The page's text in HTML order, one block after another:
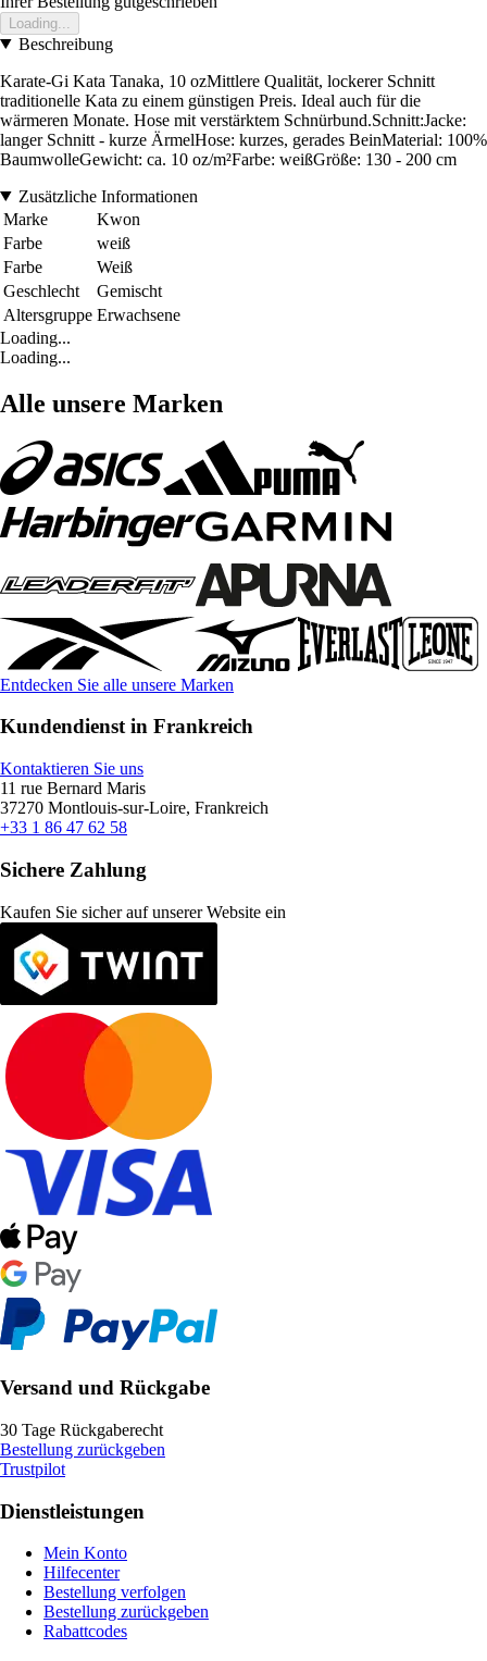
Loading...
Beschreibung
Karate-Gi Kata Tanaka, 10 ozMittlere Qualität, lockerer Schnitt
traditionelle Kata zu einem günstigen Preis. Ideal auch für die
wärmeren Monate. Hose mit verstärktem Schnürbund.Schnitt:Jacke:
langer Schnitt - kurze ÄrmelHose: kurzes, gerades BeinMaterial: 100%
BaumwolleGewicht: ca. 10 oz/m²Farbe: weißGröße: 130 - 200 cm
Zusätzliche Informationen
Marke
Kwon
Farbe
weiß
Farbe
Weiß
Geschlecht
Gemischt
Altersgruppe Erwachsene
Loading...
Loading...
Alle unsere Marken
Entdecken Sie alle unsere Marken
Kundendienst in Frankreich
Kontaktieren Sie uns
11 rue Bernard Maris
37270 Montlouis-sur-Loire, Frankreich
+33 1 86 47 62 58
Sichere Zahlung
Kaufen Sie sicher auf unserer Website ein
Versand und Rückgabe
30 Tage Rückgaberecht
Bestellung zurückgeben
Trustpilot
Dienstleistungen
Mein Konto
Hilfecenter
Bestellung verfolgen
Bestellung zurückgeben
Rabattcodes